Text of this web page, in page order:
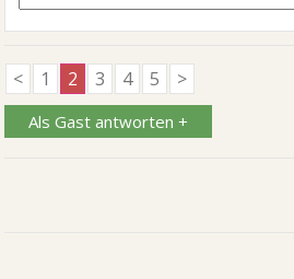
< 1 2 3 4 5 >
Als Gast antworten +